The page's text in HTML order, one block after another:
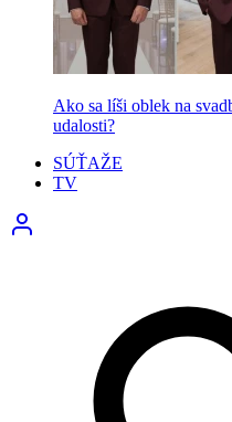
Ako sa líši oblek na
udalosti?
SÚŤAŽE
TV